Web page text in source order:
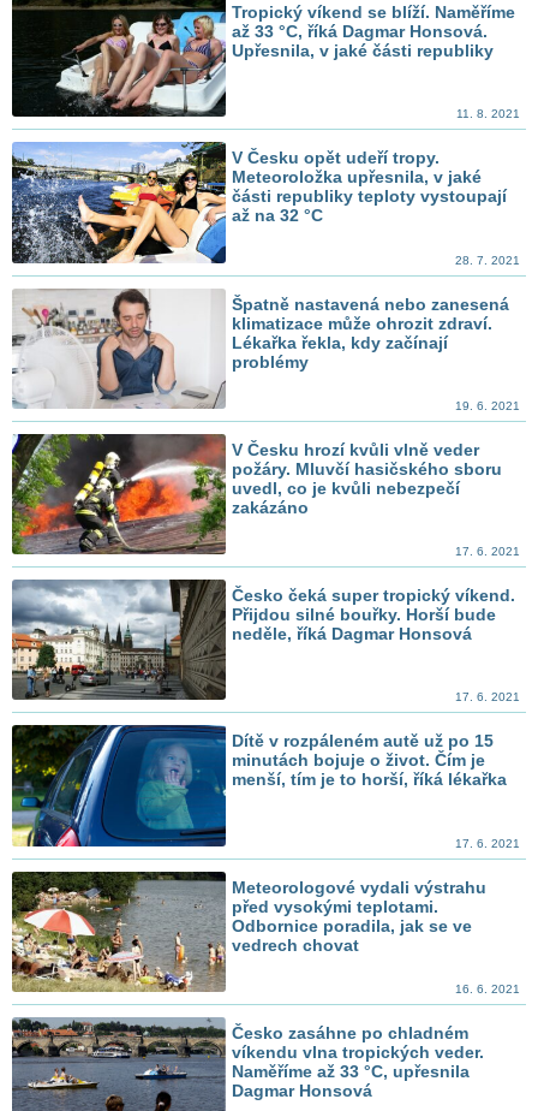
Tropický víkend se blíží. Naměříme
až 33 °C, říká Dagmar Honsová.
Upřesnila, v jaké části republiky
11. 8. 2021
V Česku opět udeří tropy.
Meteoroložka upřesnila, v jaké
části republiky teploty vystoupají
až na 32 °C
28. 7. 2021
Špatně nastavená nebo zanesená
klimatizace může ohrozit zdraví.
Lékařka řekla, kdy začínají
problémy
19. 6. 2021
V Česku hrozí kvůli vlně veder
požáry. Mluvčí hasičského sboru
uvedl, co je kvůli nebezpečí
zakázáno
17. 6. 2021
Česko čeká super tropický víkend.
Přijdou silné bouřky. Horší bude
neděle, říká Dagmar Honsová
17. 6. 2021
Dítě v rozpáleném autě už po 15
minutách bojuje o život. Čím je
menší, tím je to horší, říká lékařka
17. 6. 2021
Meteorologové vydali výstrahu
před vysokými teplotami.
Odbornice poradila, jak se ve
vedrech chovat
16. 6. 2021
Česko zasáhne po chladném
víkendu vlna tropických veder.
Naměříme až 33 °C, upřesnila
Dagmar Honsová